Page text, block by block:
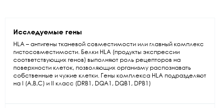
Исследуемые гены
HLA – антигены тканевой совместимости или главный комплекс
гистосовместимости. Белки HLA (продукты экспрессии
соответствующих генов) выполняют роль рецепторов на
поверхности клеток, позволяющих организму распознавать
собственные и чужие клетки. Гены комплекса HLA подразделяют
на I (A,B,C) и II класс (DRB1, DQA1, DQB1, DPB1)